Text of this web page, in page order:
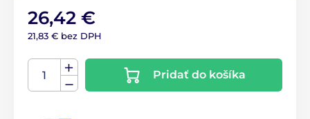
26,42 €
21,83 € bez DPH
Pridať do košíka